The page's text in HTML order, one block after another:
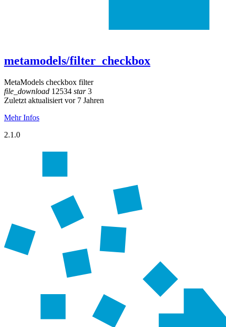
metamodels/filter_checkbox
MetaModels checkbox filter
file_download 12534 star3
Zuletzt aktualisiert vor 7 Jahren
Mehr Infos
2.1.0